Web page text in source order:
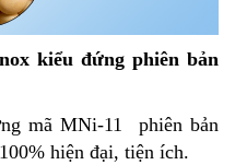
kiểu đứng phiên bản
mã MNi-11 phiên bản
hiện đại, tiện ích.